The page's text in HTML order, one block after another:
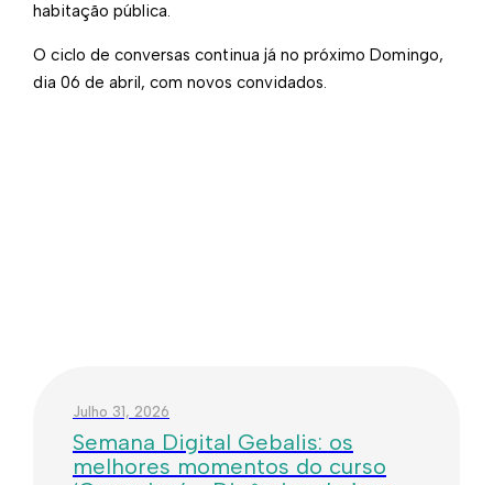
habitação pública.
O ciclo de conversas continua já no próximo Domingo,
dia 06 de abril, com novos convidados.
Julho 31, 2026
Semana Digital Gebalis: os
melhores momentos do curso